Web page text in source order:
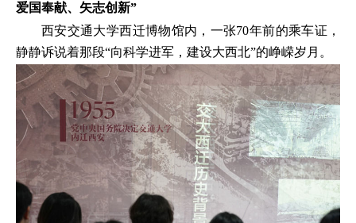
爱国奉献、矢志创新”
西安交通大学西迁博物馆内，一张70年前的乘车证，
静静诉说着那段“向科学进军，建设大西北”的峥嵘岁月。